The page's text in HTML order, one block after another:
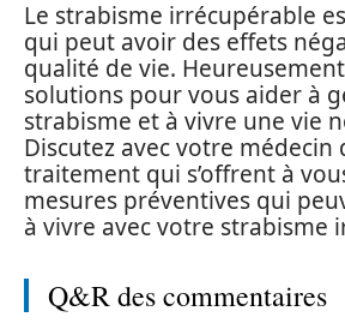
Le strabisme irrécupérable
qui peut avoir des effets
qualité de vie.
solutions pour vous aider à
strabisme et à vivre une vie
Discutez avec votre médecin
traitement qui s’offrent à
mesures préventives qui
à vivre avec votre strabisme
Q&R des commentaires